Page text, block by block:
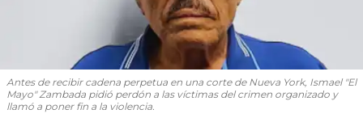
Antes de recibir cadena perpetua en una corte de Nueva York, Ismael "El
Mayo" Zambada pidió perdón a las víctimas del crimen organizado y
llamó a poner fin a la violencia.